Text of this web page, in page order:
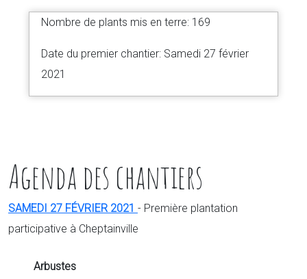
Nombre de plants mis en terre: 169
Date du premier chantier: Samedi 27 février
2021
Agenda des chantiers
SAMEDI 27 FÉVRIER 2021 - Première plantation
participative à Cheptainville
Arbustes